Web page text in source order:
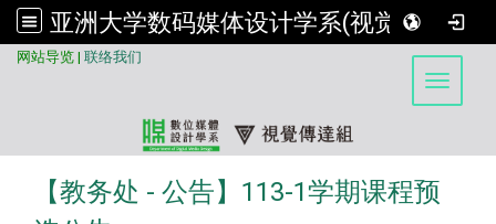
亚洲大学数码媒体设计学系(视觉传达组)
网站导览 | 联络我们
Toggle
【教务处 - 公告】113-1学期课程预